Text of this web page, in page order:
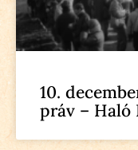
10.
práv – Haló